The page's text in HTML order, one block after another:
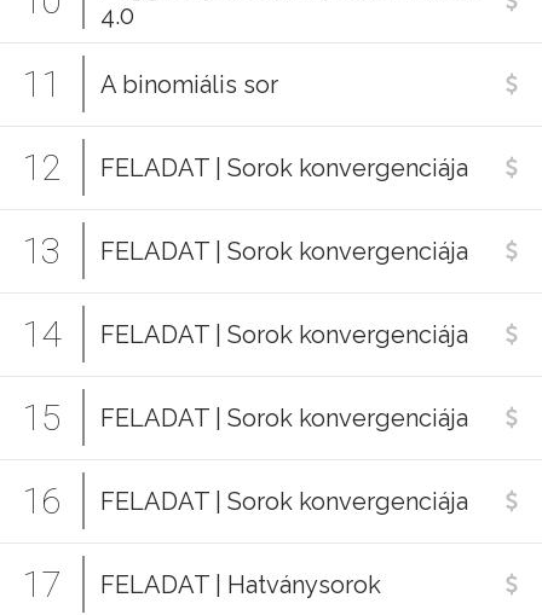
4.0
11 A binomiális sor
12 FELADAT | Sorok konvergenciája
13 FELADAT | Sorok konvergenciája
14 FELADAT | Sorok konvergenciája
15 FELADAT | Sorok konvergenciája
16 FELADAT | Sorok konvergenciája
17 FELADAT | Hatványsorok